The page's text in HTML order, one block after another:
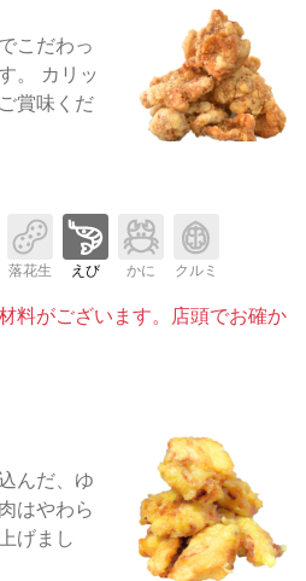
こだわっ
。 カリッ
賞味くだ
落花生 えび かに クルミ
料がございます。店頭でお確か
んだ、ゆ
はやわら
げまし